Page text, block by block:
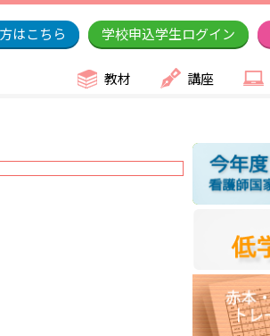
はこちら 学校申込学生ログイン
教材 講座